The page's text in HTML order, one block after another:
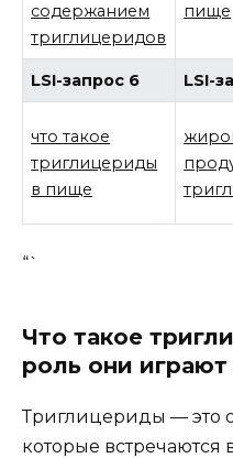
содержанием
триглицеридов
пище
LSI-запрос 6 LSI-
что такое
триглицериды
в пище
“`
Что такое
роль они играют
Триглицериды — это
которые встречаются